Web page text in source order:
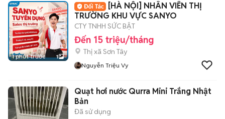
1 phút trước 1
[HÀ NỘI] NHÂN VIÊN THỊ
TRƯỜNG KHU VỰC SANYO
CTY TNHH SỨC BẬT
Đến 15 triệu/tháng
Thị xã Sơn Tây
Nguyễn Triệu Vy
Quạt hơi nước Qurra Mini Trắng Nhật
Bản
Đã sử dụng